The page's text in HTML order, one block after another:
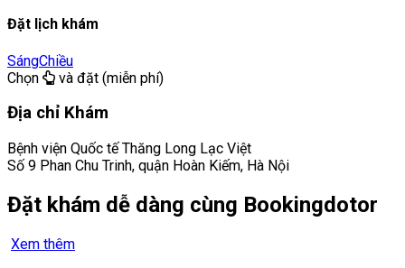
Đặt lịch khám
SángChiều
Chọn
và đặt (miễn phí)
Địa chỉ Khám
Bệnh viện Quốc tế Thăng Long Lạc Việt
Số 9 Phan Chu Trinh, quận Hoàn Kiếm, Hà Nội
Đặt khám dễ dàng cùng Bookingdotor
Xem thêm